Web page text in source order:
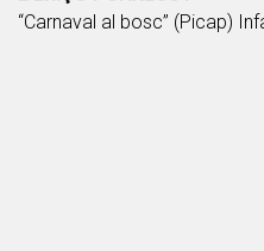
“Carnaval al bosc” (Picap)